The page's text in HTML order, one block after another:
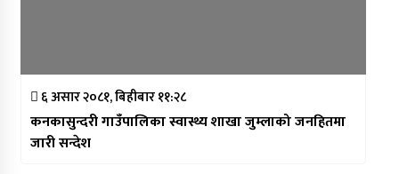
६ असार २०८१, बिहीबार ११:२८
कनकासुन्दरी गाउँपालिका स्वास्थ्य शाखा जुम्लाको जनहितमा
जारी सन्देश